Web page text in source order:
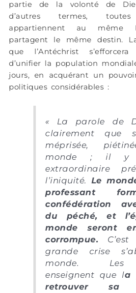
partie de la volonté de
d’autres termes,
appartiennent au même
partagent le même destin.
que l’Antéchrist
d’unifier la population
jours, en acquérant un
politiques considérables :
« La parole de
clairement que
méprisée,
monde ; il y
extraordinaire
l’iniquité. Le
professant
confédération
du péché, et
monde seront
corrompue.
grande crise
monde. Les
enseignent que la
retrouver sa